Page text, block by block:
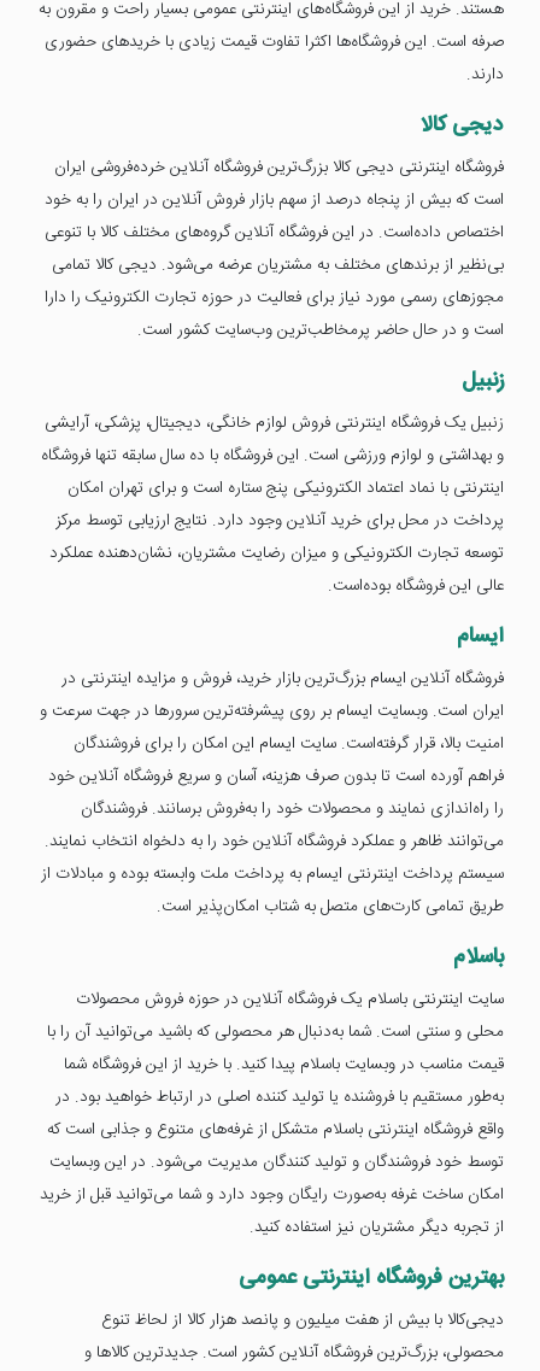
هستند. خرید از این فروشگاه‌های اینترنتی عمومی بسیار راحت و مقرون به
صرفه است. این فروشگاه‌ها اکثرا تفاوت قیمت زیادی با خریدهای حضوری
دارند.
دیجی کالا
فروشگاه اینترنتی دیجی کالا بزرگ‌ترین فروشگاه آنلاین خرده‌فروشی ایران
است که بیش از پنجاه درصد از سهم بازار فروش آنلاین در ایران را به خود
اختصاص داده‌است. در این فروشگاه آنلاین گروه‌های مختلف کالا با تنوعی
بی‌نظیر از برندهای مختلف به مشتریان عرضه می‌شود. دیجی کالا تمامی
مجوزهای رسمی مورد نیاز برای فعالیت در حوزه تجارت الکترونیک را دارا
است و در حال حاضر پرمخاطب‌ترین وب‌سایت کشور است.
زنبیل
زنبیل یک فروشگاه اینترنتی فروش لوازم خانگی، دیجیتال، پزشکی، آرایشی
و بهداشتی و لوازم ورزشی است. این فروشگاه با ده سال سابقه تنها فروشگاه
اینترنتی با نماد اعتماد الکترونیکی پنج ستاره است و برای تهران امکان
پرداخت در محل برای خرید آنلاین وجود دارد. نتایج ارزیابی توسط مرکز
توسعه تجارت الکترونیکی و میزان رضایت مشتریان، نشان‌دهنده عملکرد
عالی این فروشگاه بوده‌است.
ایسام
فروشگاه آنلاین ایسام بزرگ‌ترین بازار خرید، فروش و مزایده اینترنتی در
ایران است. وبسایت ایسام بر روی پیشرفته‌ترین سرورها در جهت سرعت و
امنیت بالا، قرار گرفته‌است. سایت ایسام این امکان را برای فروشندگان
فراهم آورده است تا بدون صرف هزینه، آسان و سریع فروشگاه آنلاین خود
را راه‌اندازی نمایند و محصولات خود را به‌فروش برسانند. فروشندگان
می‌توانند ظاهر و عملکرد فروشگاه آنلاین خود را به دلخواه انتخاب نمایند.
سیستم پرداخت اینترنتی ایسام به پرداخت ملت وابسته بوده و مبادلات از
طریق تمامی کارت‌های متصل به شتاب امکان‌پذیر است.
باسلام
سایت اینترنتی باسلام یک فروشگاه آنلاین در حوزه فروش محصولات
محلی و سنتی است. شما به‌دنبال هر محصولی که باشید می‌توانید آن را با
قیمت مناسب در وبسایت باسلام پیدا کنید. با خرید از این فروشگاه شما
به‌طور مستقیم با فروشنده یا تولید کننده اصلی در ارتباط خواهید بود. در
واقع فروشگاه اینترنتی باسلام متشکل از غرفه‌های متنوع و جذابی است که
توسط خود فروشندگان و تولید کنندگان مدیریت می‌شود. در این وبسایت
امکان ساخت غرفه به‌صورت رایگان وجود دارد و شما می‌توانید قبل از خرید
از تجربه دیگر مشتریان نیز استفاده کنید.
بهترین فروشگاه اینترنتی عمومی
دیجی‌کالا با بیش از هفت میلیون و پانصد هزار کالا از لحاظ تنوع
محصولی، بزرگ‌ترین فروشگاه آنلاین کشور است. جدیدترین کالاها و